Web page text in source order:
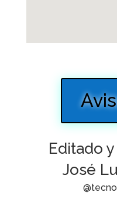
Editado
José